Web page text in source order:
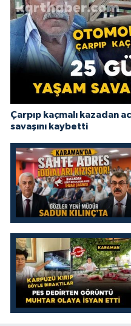
Çarpıp kaçmalı kazadan
savaşını kaybetti